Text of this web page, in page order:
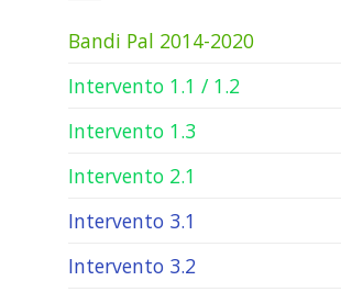
Bandi Pal 2014-2020
Intervento 1.1 / 1.2
Intervento 1.3
Intervento 2.1
Intervento 3.1
Intervento 3.2